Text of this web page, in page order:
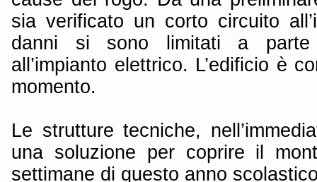
sia verificato un corto circuito
danni si sono limitati a
all’impianto elettrico. L’edificio è
momento.
Le strutture tecniche,
una soluzione per coprire il
settimane di questo anno